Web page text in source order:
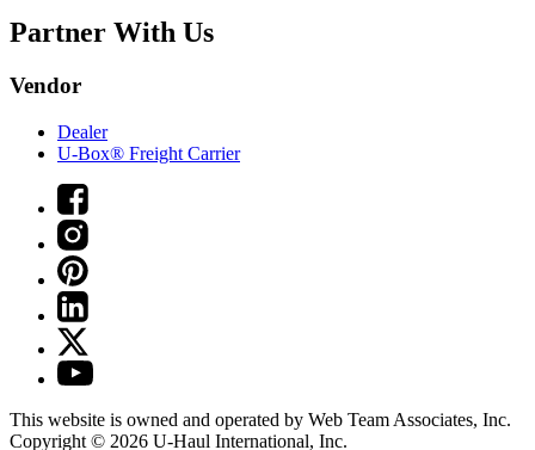
Partner With Us
Vendor
Dealer
U-Box® Freight Carrier
This website is owned and operated by Web Team Associates, Inc.
Copyright © 2026 U-Haul International, Inc.